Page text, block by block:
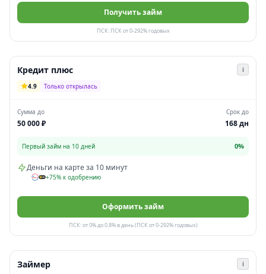
Получить займ
ПСК: ПСК от 0-292% годовых
Кредит плюс
i
4.9
Только открылась
Сумма до
50 000 ₽
Срок до
168 дн
Первый займ на 10 дней 0%
Деньги на карте за 10 минут
+75% к одобрению
Оформить займ
ПСК: от 0% до 0.8% в день (ПСК от 0-292% годовых)
Займер
i